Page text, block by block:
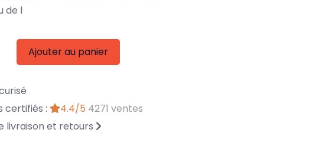
de l
Ajouter au panier
certifiés :
4.4/5 4271 ventes
livraison et retours